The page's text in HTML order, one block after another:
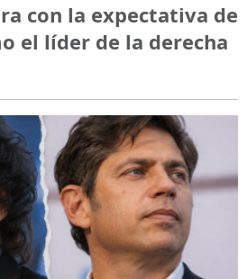
con la expectativa de
el líder de la derecha